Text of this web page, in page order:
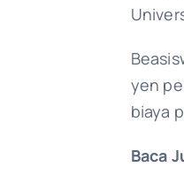
yen
biaya
Baca